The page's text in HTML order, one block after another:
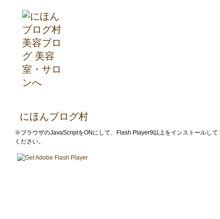
にほんブログ村
※ブラウザのJavaScriptをONにして、Flash Player9以上をインストールして
ください。